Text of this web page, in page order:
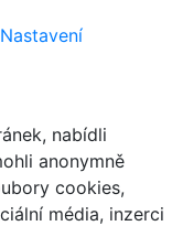
Nastavení
nabídli
anonymně
cookies,
média, inzerci